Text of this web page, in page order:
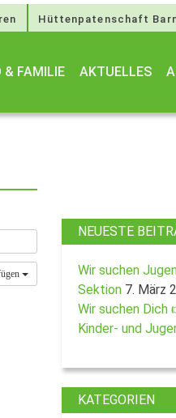
Hüttenpatenschaft
& FAMILIE AKTUELLES
NEUESTE
Wir suchen
Sektion 7. März
Wir suchen Dich
Kinder- und
KATEGORIEN